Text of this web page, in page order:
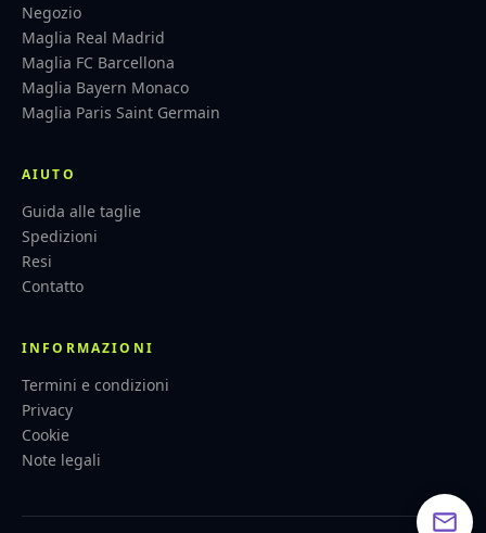
Negozio
Maglia Real Madrid
Maglia FC Barcellona
Maglia Bayern Monaco
Maglia Paris Saint Germain
AIUTO
Guida alle taglie
Spedizioni
Resi
Contatto
INFORMAZIONI
Termini e condizioni
Privacy
Cookie
Note legali